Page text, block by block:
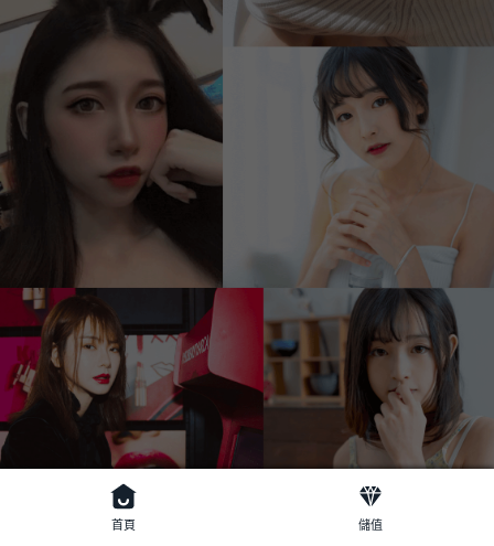
首頁 儲值